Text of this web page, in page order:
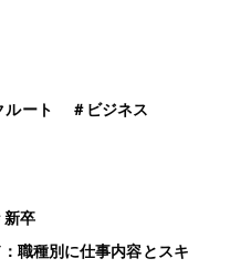
ルート ＃ ビジネス
新卒
職種別に仕事内容とスキ